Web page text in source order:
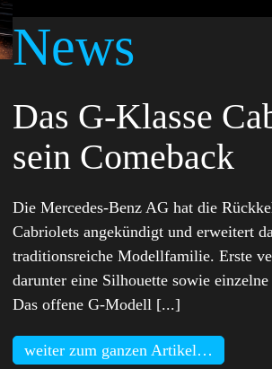
News
Das G-Klasse
sein Comeback
Die Mercedes-Benz AG hat die
Cabriolets angekündigt und erweitert
traditionsreiche Modellfamilie. Erste
darunter eine Silhouette sowie
Das offene G-Modell [...]
weiter zum ganzen Artikel…